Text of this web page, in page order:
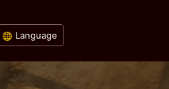
Language